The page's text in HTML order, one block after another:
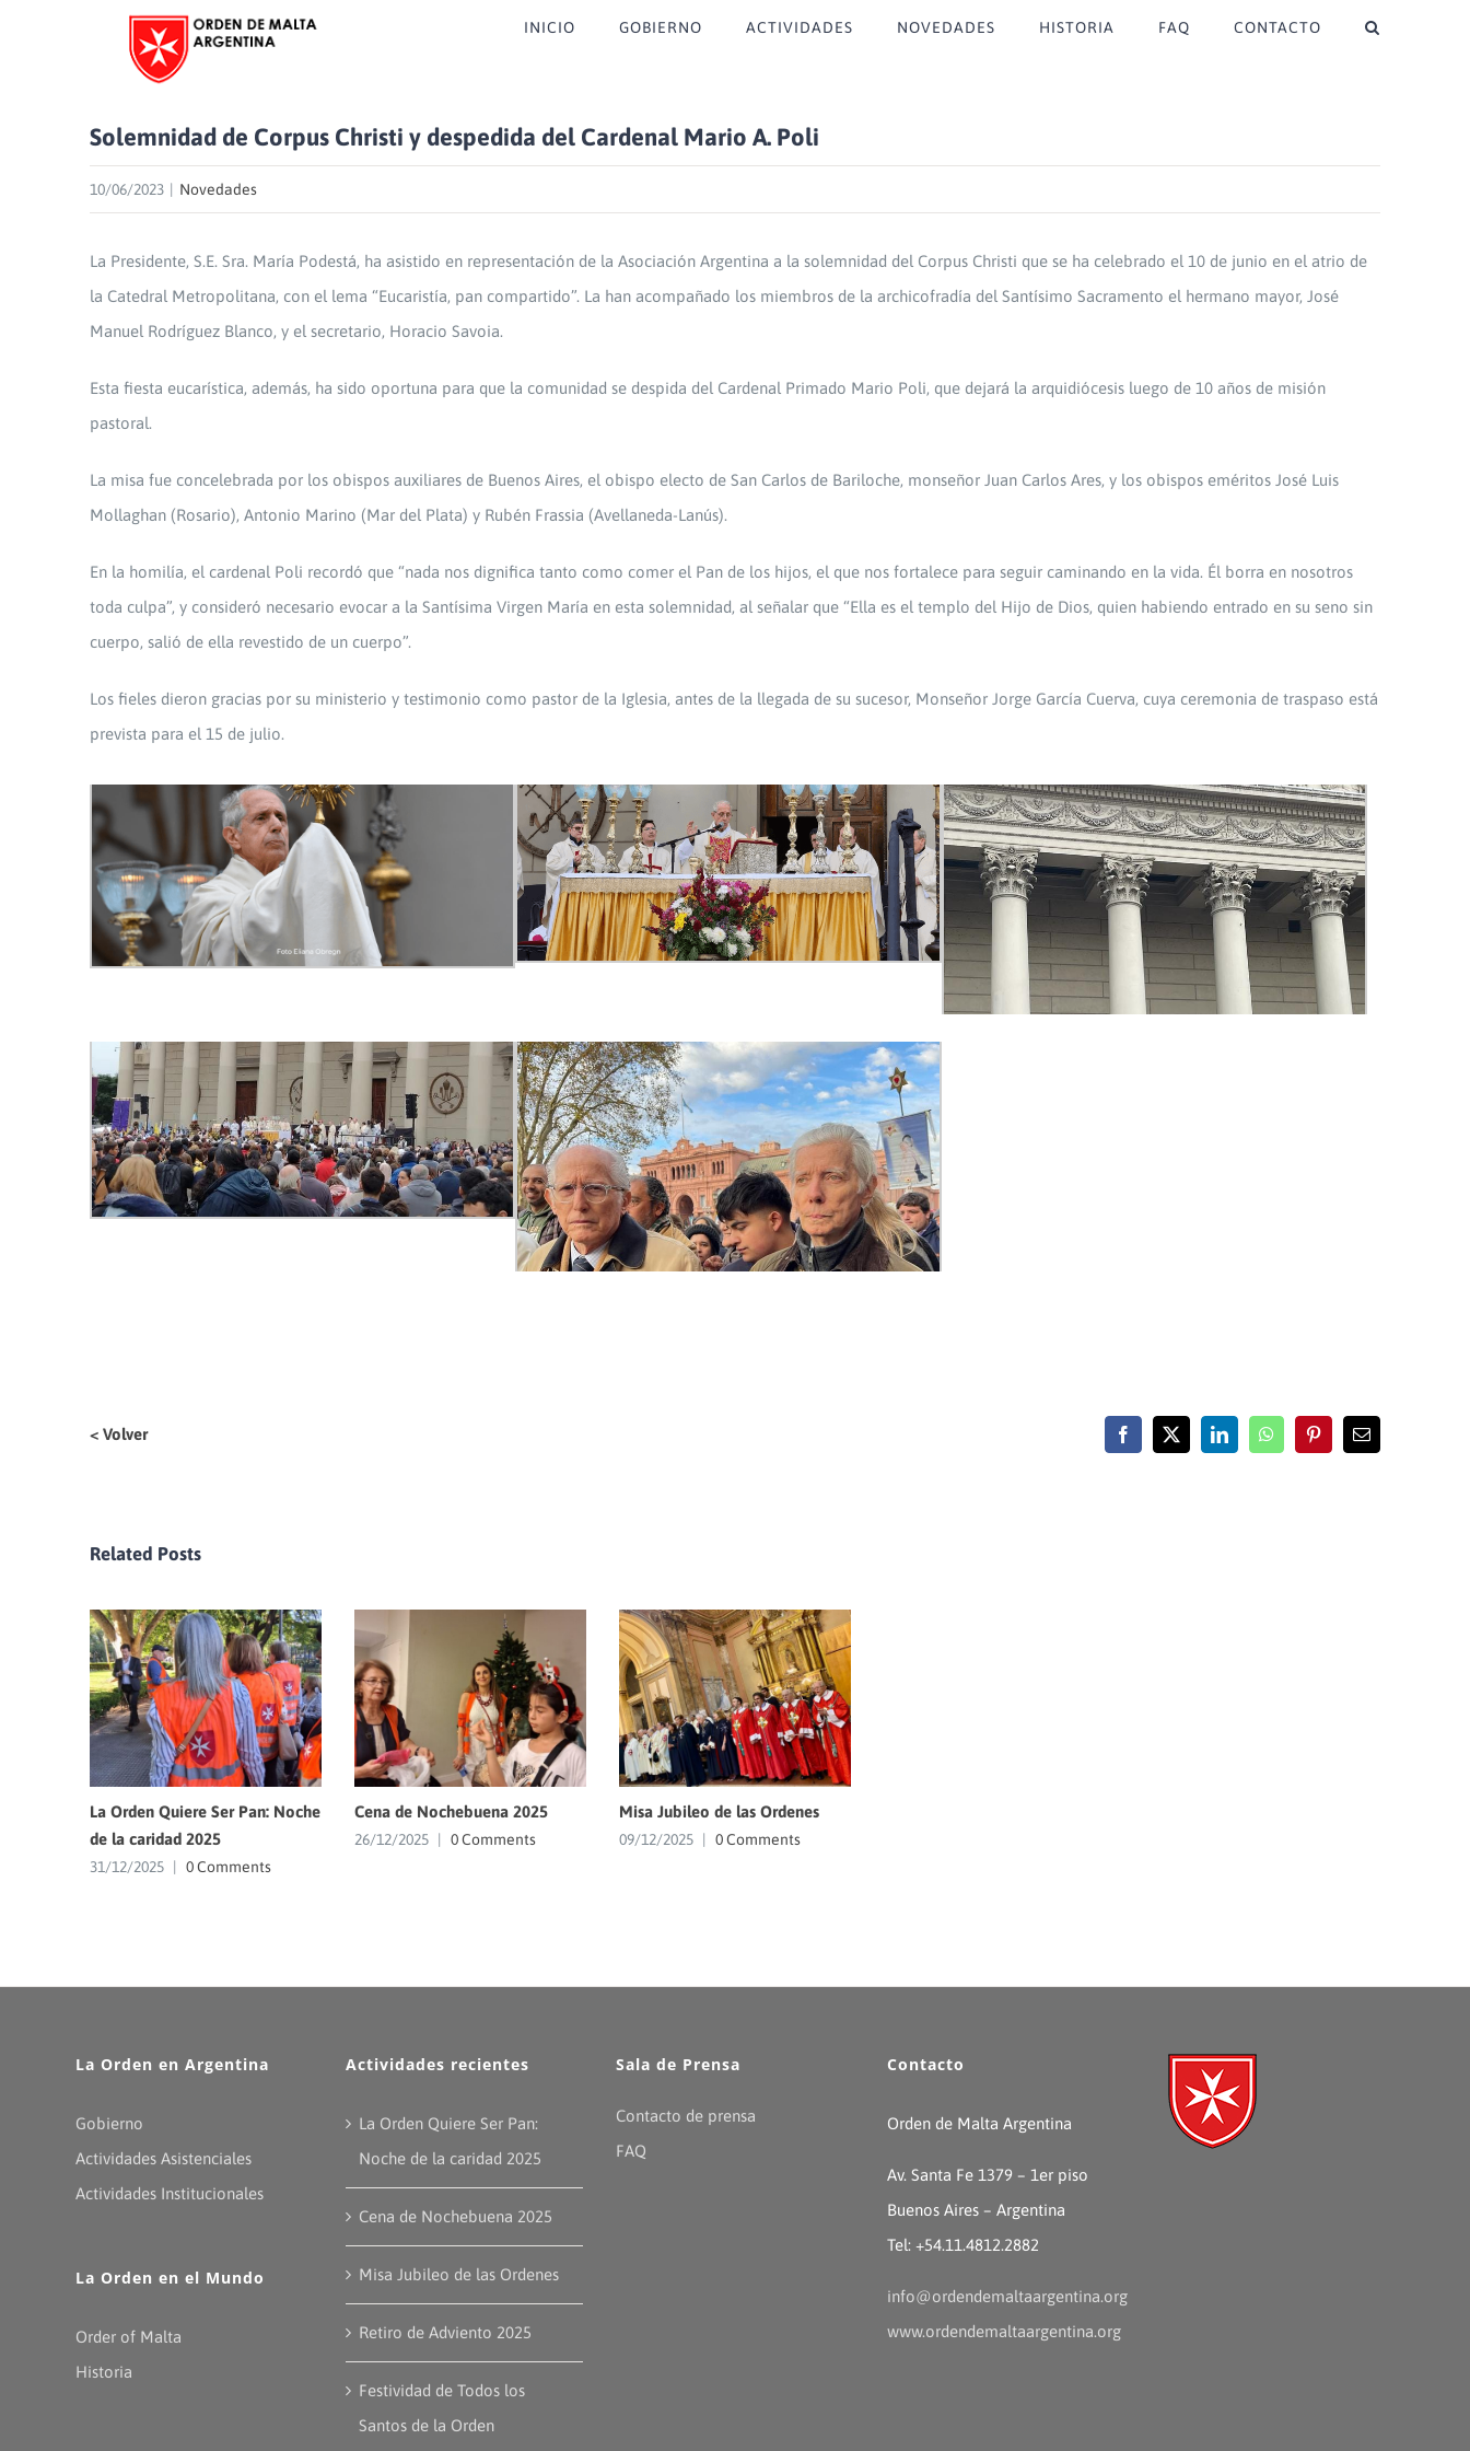
INICIO GOBIERNO ACTIVIDADES NOVEDADES HISTORIA FAQ CONTACTO
Solemnidad de Corpus Christi y despedida del Cardenal Mario A. Poli
10/06/2023 Novedades
La Presidente, S.E. Sra. María Podestá, ha asistido en representación de la Asociación Argentina a la solemnidad del Corpus Christi que se ha celebrado el 10 de junio en el atrio de
la Catedral Metropolitana, con el lema “Eucaristía, pan compartido”. La han acompañado los miembros de la archicofradía del Santísimo Sacramento el hermano mayor, José
Manuel Rodríguez Blanco, y el secretario, Horacio Savoia.
Esta fiesta eucarística, además, ha sido oportuna para que la comunidad se despida del Cardenal Primado Mario Poli, que dejará la arquidiócesis luego de 10 años de misión
pastoral.
La misa fue concelebrada por los obispos auxiliares de Buenos Aires, el obispo electo de San Carlos de Bariloche, monseñor Juan Carlos Ares, y los obispos eméritos José Luis
Mollaghan (Rosario), Antonio Marino (Mar del Plata) y Rubén Frassia (Avellaneda-Lanús).
En la homilía, el cardenal Poli recordó que “nada nos dignifica tanto como comer el Pan de los hijos, el que nos fortalece para seguir caminando en la vida. Él borra en nosotros
toda culpa”, y consideró necesario evocar a la Santísima Virgen María en esta solemnidad, al señalar que “Ella es el templo del Hijo de Dios, quien habiendo entrado en su seno sin
cuerpo, salió de ella revestido de un cuerpo”.
Los fieles dieron gracias por su ministerio y testimonio como pastor de la Iglesia, antes de la llegada de su sucesor, Monseñor Jorge García Cuerva, cuya ceremonia de traspaso está
prevista para el 15 de julio.
< Volver Facebook
X LinkedInWhatsAppPinterestEmail
Related Posts
La Orden Quiere Ser Pan: Noche
de la caridad 2025
31/12/2025 | 0 Comments
Cena de Nochebuena 2025
26/12/2025 | 0 Comments
Misa Jubileo de las Ordenes
09/12/2025 | 0 Comments
La Orden en Argentina
Gobierno
Actividades Asistenciales
Actividades Institucionales
La Orden en el Mundo
Order of Malta
Historia
Actividades recientes
La Orden Quiere Ser Pan:
Noche de la caridad 2025
Cena de Nochebuena 2025
Misa Jubileo de las Ordenes
Retiro de Adviento 2025
Festividad de Todos los
Santos de la Orden
Sala de Prensa
Contacto de prensa
FAQ
Contacto
Orden de Malta Argentina
Av. Santa Fe 1379 – 1er piso
Buenos Aires – Argentina
Tel: +54.11.4812.2882
info@ordendemaltaargentina.org
www.ordendemaltaargentina.org